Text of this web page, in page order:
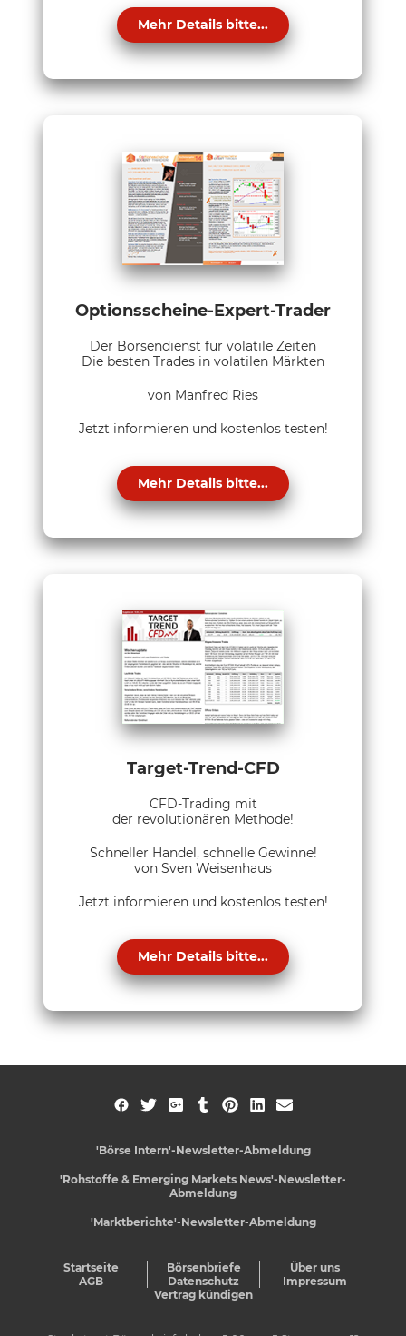
Mehr Details bitte...
Optionsscheine-Expert-Trader
Der Börsendienst für volatile Zeiten
Die besten Trades in volatilen Märkten
von Manfred Ries
Jetzt informieren und kostenlos testen!
Mehr Details bitte...
Target-Trend-CFD
CFD-Trading mit
der revolutionären Methode!
Schneller Handel, schnelle Gewinne!
von Sven Weisenhaus
Jetzt informieren und kostenlos testen!
Mehr Details bitte...
'Börse Intern'-Newsletter-Abmeldung
'Rohstoffe & Emerging Markets News'-Newsletter-
Abmeldung
'Marktberichte'-Newsletter-Abmeldung
Startseite Börsenbriefe
Über uns
AGB
Datenschutz
Impressum
Vertrag kündigen